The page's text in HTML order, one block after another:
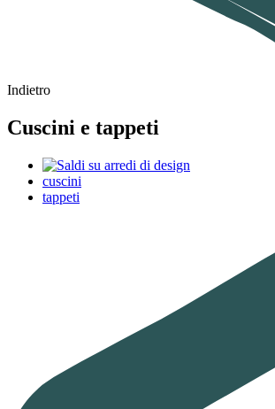
Indietro
Cuscini e tappeti
cuscini
tappeti